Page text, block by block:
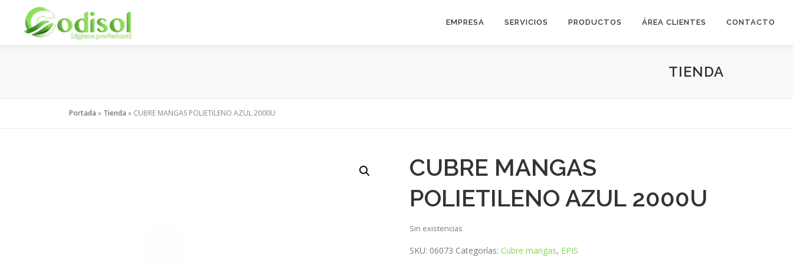
contenido
EMPRESA SERVICIOS PRODUCTOS ÁREA CLIENTES CONTACTO
TIENDA
Portada » Tienda » CUBRE MANGAS POLIETILENO AZUL 2000U
CUBRE MANGAS
POLIETILENO AZUL 2000U
Sin existencias
SKU: 06073 Categorías:Cubre mangas, EPIS